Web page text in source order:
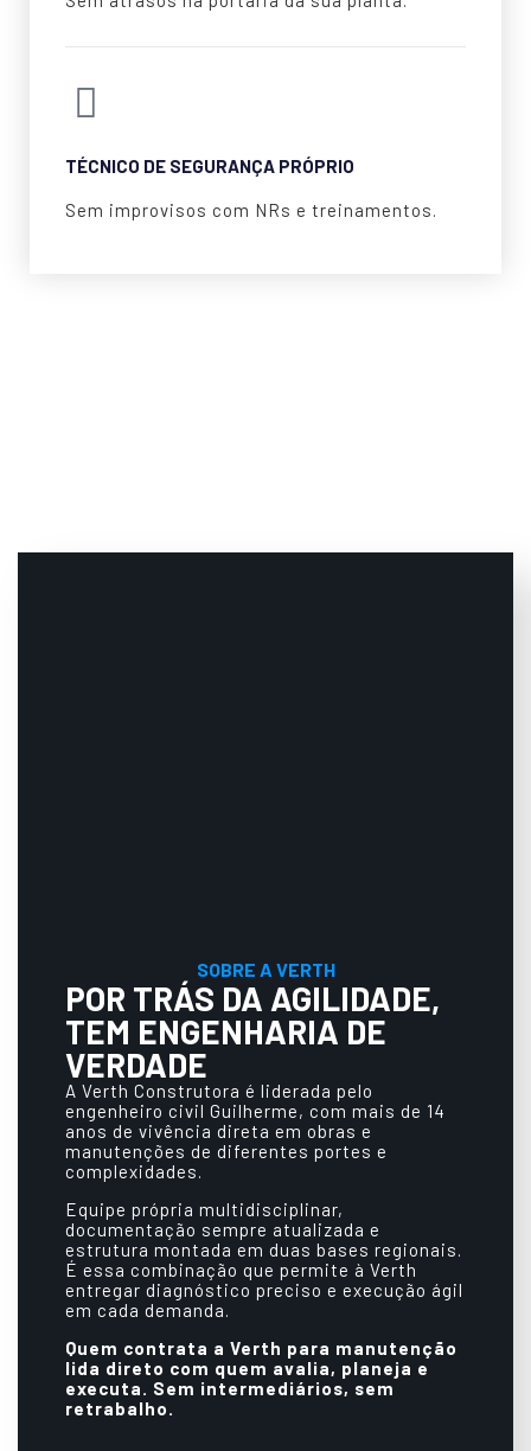
TÉCNICO DE SEGURANÇA PRÓPRIO
Sem improvisos com NRs e treinamentos.
SOBRE A VERTH
POR TRÁS DA AGILIDADE,
TEM ENGENHARIA DE
VERDADE
A Verth Construtora é liderada pelo
engenheiro civil Guilherme, com mais de 14
anos de vivência direta em obras e
manutenções de diferentes portes e
complexidades.
Equipe própria multidisciplinar,
documentação sempre atualizada e
estrutura montada em duas bases regionais.
É essa combinação que permite à Verth
entregar diagnóstico preciso e execução ágil
em cada demanda.
Quem contrata a Verth para manutenção
lida direto com quem avalia, planeja e
executa. Sem intermediários, sem
retrabalho.